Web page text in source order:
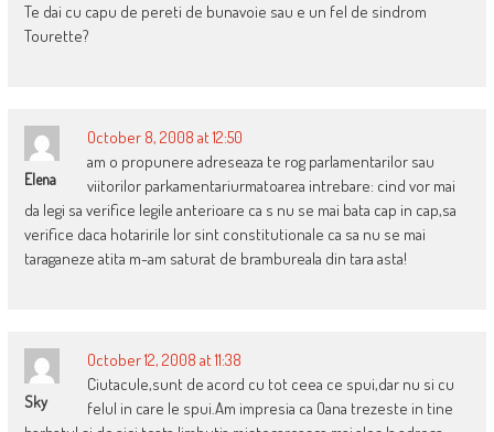
Te dai cu capu de pereti de bunavoie sau e un fel de sindrom
Tourette?
Elena
October 8, 2008 at 12:50
am o propunere adreseaza te rog parlamentarilor sau
viitorilor parkamentariurmatoarea intrebare: cind vor mai
da legi sa verifice legile anterioare ca s nu se mai bata cap in cap,sa
verifice daca hotaririle lor sint constitutionale ca sa nu se mai
taraganeze atita m-am saturat de brambureala din tara asta!
Sky
October 12, 2008 at 11:38
Ciutacule,sunt de acord cu tot ceea ce spui,dar nu si cu
felul in care le spui.Am impresia ca Oana trezeste in tine